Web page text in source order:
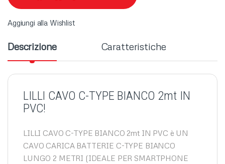
Aggiungi alla Wishlist
Descrizione Caratteristiche
LILLI CAVO C-TYPE BIANCO 2mt IN
PVC!
LILLI CAVO C-TYPE BIANCO 2mt IN PVC è UN
CAVO CARICA BATTERIE C-TYPE BIANCO
LUNGO 2 METRI (IDEALE PER SMARTPHONE